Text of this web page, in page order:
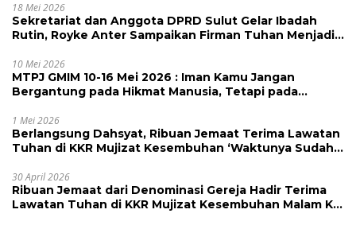
18 Mei 2026
Sekretariat dan Anggota DPRD Sulut Gelar Ibadah
Rutin, Royke Anter Sampaikan Firman Tuhan Menjadi
10 Mei 2026
MTPJ GMIM 10-16 Mei 2026 : Iman Kamu Jangan
Bergantung pada Hikmat Manusia, Tetapi pada
1 Mei 2026
Berlangsung Dahsyat, Ribuan Jemaat Terima Lawatan
Tuhan di KKR Mujizat Kesembuhan ‘Waktunya Sudah
30 April 2026
Ribuan Jemaat dari Denominasi Gereja Hadir Terima
Lawatan Tuhan di KKR Mujizat Kesembuhan Malam Ke